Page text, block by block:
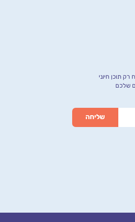
תוכן חיוני
שלכם